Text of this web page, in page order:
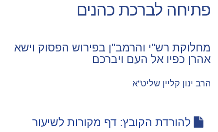
פתיחה לברכת כהנים
מחלוקת רש"י והרמב"ן בפירוש הפסוק וישא
אהרן כפיו אל העם ויברכם
הרב ינון קליין שליט"א
להורדת הקובץ: דף מקורות לשיעור